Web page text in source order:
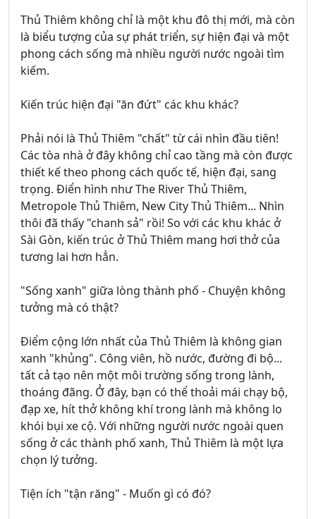
Thủ Thiêm không chỉ là một khu đô thị mới, mà còn
là biểu tượng của sự phát triển, sự hiện đại và một
phong cách sống mà nhiều người nước ngoài tìm
kiếm.
Kiến trúc hiện đại "ăn đứt" các khu khác?
Phải nói là Thủ Thiêm "chất" từ cái nhìn đầu tiên!
Các tòa nhà ở đây không chỉ cao tầng mà còn được
thiết kế theo phong cách quốc tế, hiện đại, sang
trọng. Điển hình như The River Thủ Thiêm,
Metropole Thủ Thiêm, New City Thủ Thiêm... Nhìn
thôi đã thấy "chanh sả" rồi! So với các khu khác ở
Sài Gòn, kiến trúc ở Thủ Thiêm mang hơi thở của
tương lai hơn hẳn.
"Sống xanh" giữa lòng thành phố - Chuyện không
tưởng mà có thật?
Điểm cộng lớn nhất của Thủ Thiêm là không gian
xanh "khủng". Công viên, hồ nước, đường đi bộ...
tất cả tạo nên một môi trường sống trong lành,
thoáng đãng. Ở đây, bạn có thể thoải mái chạy bộ,
đạp xe, hít thở không khí trong lành mà không lo
khói bụi xe cộ. Với những người nước ngoài quen
sống ở các thành phố xanh, Thủ Thiêm là một lựa
chọn lý tưởng.
Tiện ích "tận răng" - Muốn gì có đó?